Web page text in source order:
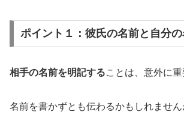
ポイント１：彼氏の名前と自分の
相手の名前を明記することは、意外に重
名前を書かずとも伝わるかもしれませ